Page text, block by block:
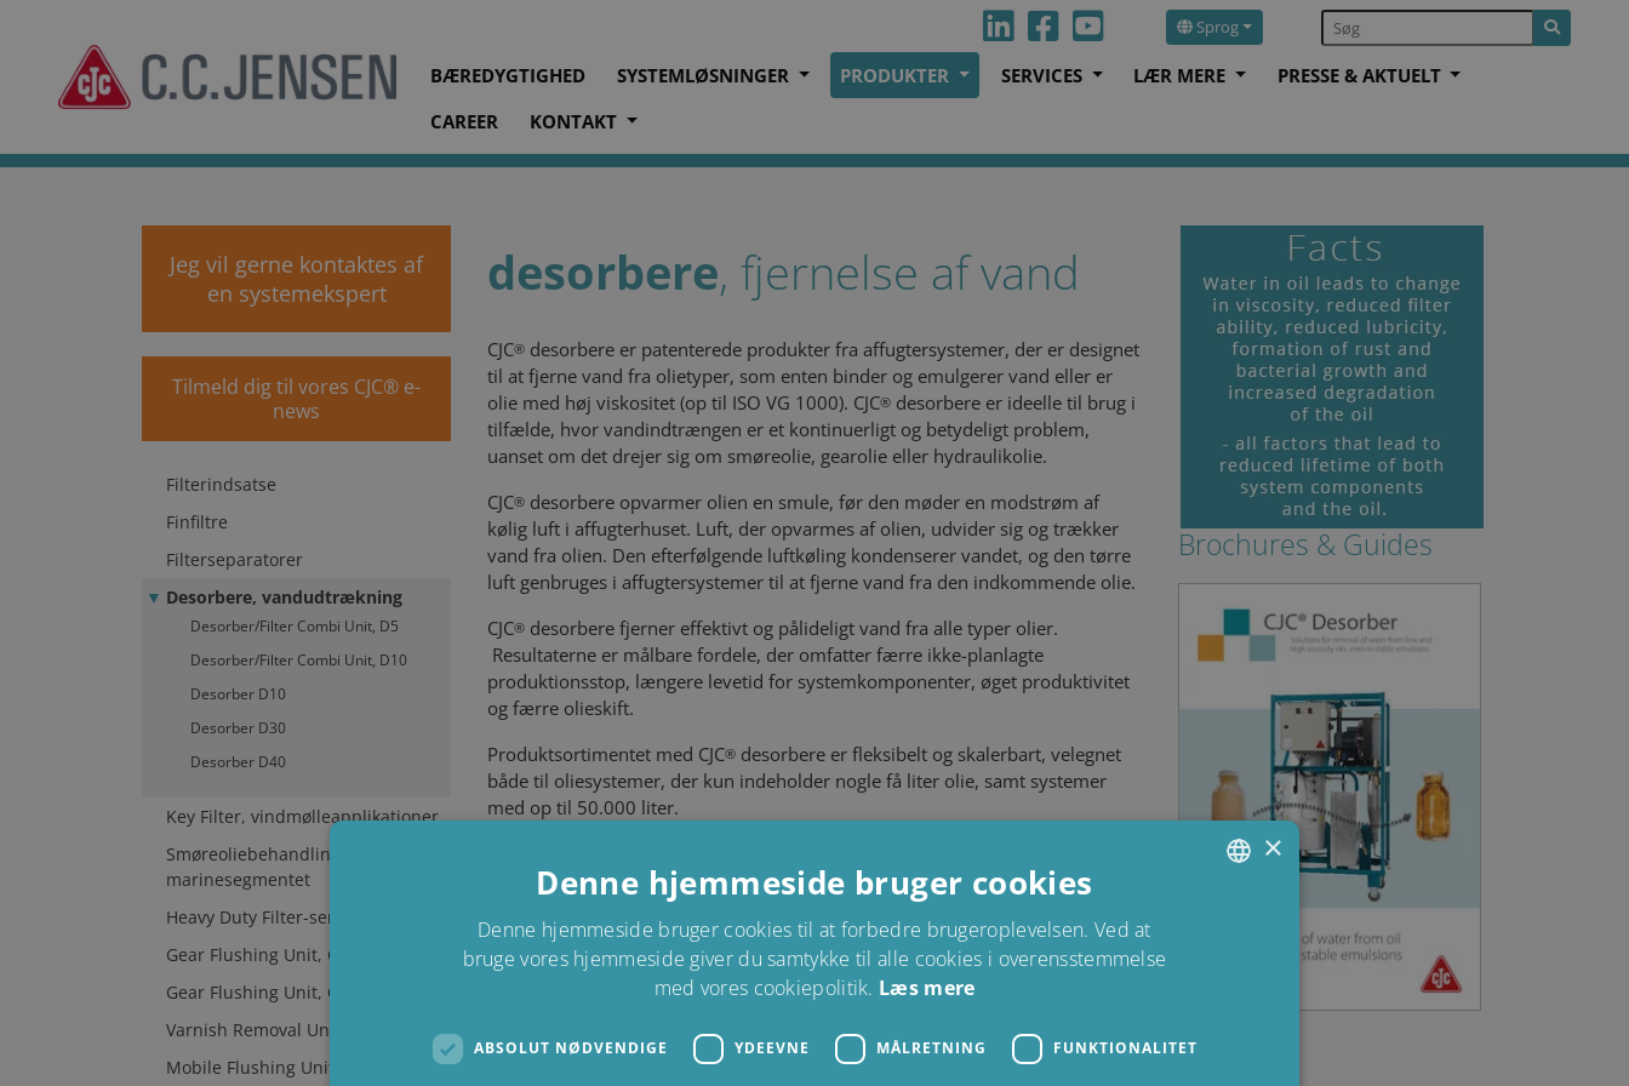
Sprog
BÆREDYGTIGHED SYSTEMLØSNINGER PRODUKTER SERVICES LÆR MERE
PRESSE & AKTUELT
CAREER
KONTAKT
Jeg vil gerne kontaktes af
en systemekspert
Tilmeld dig til vores CJC® e-
news
Filterindsatse
Finfiltre
Filterseparatorer
Desorbere, vandudtrækning
Desorber/Filter Combi Unit, D5
Desorber/Filter Combi Unit, D10
Desorber D10
Desorber D30
Desorber D40
Key Filter, vindmølleapplikationer
Smøreoliebehandling til motorer i
marinesegmentet
Heavy Duty Filter-serien
Gear Flushing Unit, GFU Multistay
Gear Flushing Unit, GFU Multistay
Varnish Removal Unit, VRU
Mobile Flushing Unit, MFU
desorbere, fjernelse af vand
CJC® desorbere er patenterede produkter fra affugtersystemer, der er designet
til at fjerne vand fra olietyper, som enten binder og emulgerer vand eller er
olie med høj viskositet (op til ISO VG 1000). CJC® desorbere er ideelle til brug i
tilfælde, hvor vandindtrængen er et kontinuerligt og betydeligt problem,
uanset om det drejer sig om smøreolie, gearolie eller hydraulikolie.
CJC® desorbere opvarmer olien en smule, før den møder en modstrøm af
kølig luft i affugterhuset. Luft, der opvarmes af olien, udvider sig og trækker
vand fra olien. Den efterfølgende luftkøling kondenserer vandet, og den tørre
luft genbruges i affugtersystemer til at fjerne vand fra den indkommende olie.
CJC® desorbere fjerner effektivt og pålideligt vand fra alle typer olier.
Resultaterne er målbare fordele, der omfatter færre ikke-planlagte
produktionsstop, længere levetid for systemkomponenter, øget produktivitet
og færre olieskift.
Produktsortimentet med CJC® desorbere er fleksibelt og skalerbart, velegnet
både til oliesystemer, der kun indeholder nogle få liter olie, samt systemer
med op til 50.000 liter.
drift af oliesystemer i stålværker, papirfabrikker og meget mere.
Lær, hvordan andre kunder har fordel af CJC® - Klik for at
Kunde cases på engelsk:
Brochures & Guides
×
Denne hjemmeside bruger cookies
Denne hjemmeside bruger cookies til at forbedre brugeroplevelsen. Ved at
bruge vores hjemmeside giver du samtykke til alle cookies i overensstemmelse
med vores cookiepolitik. Læs mere
ABSOLUT NØDVENDIGE YDEEVNE MÅLRETNING FUNKTIONALITET